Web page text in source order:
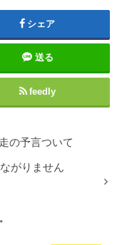
シェア
送る
feedly
の予言ついて
がりません